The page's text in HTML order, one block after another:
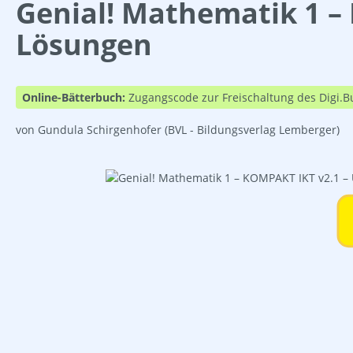
Genial! Mathematik 1 –
Lösungen
Online-Bätterbuch: Zugangscode zur Freischaltung des
von Gundula Schirgenhofer (BVL - Bildungsverlag Lemberger)
Bildergalerie überspringen